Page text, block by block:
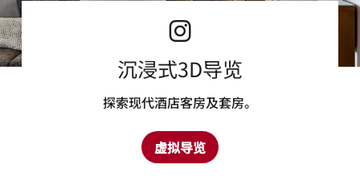
沉浸式3D导览
探索现代酒店客房及套房。
虚拟导览